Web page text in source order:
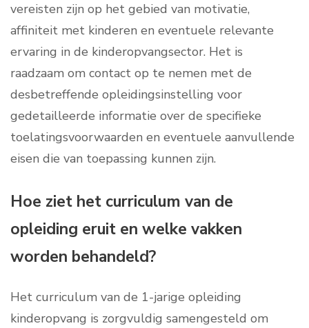
vereisten zijn op het gebied van motivatie,
affiniteit met kinderen en eventuele relevante
ervaring in de kinderopvangsector. Het is
raadzaam om contact op te nemen met de
desbetreffende opleidingsinstelling voor
gedetailleerde informatie over de specifieke
toelatingsvoorwaarden en eventuele aanvullende
eisen die van toepassing kunnen zijn.
Hoe ziet het curriculum van de
opleiding eruit en welke vakken
worden behandeld?
Het curriculum van de 1-jarige opleiding
kinderopvang is zorgvuldig samengesteld om